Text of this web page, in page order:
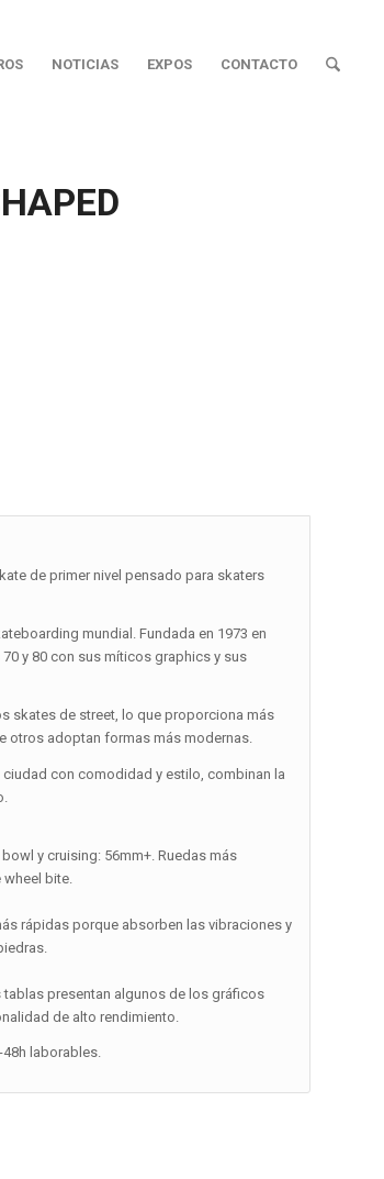
NOTICIAS EXPOS CONTACTO
de primer nivel pensado para skaters
mundial. Fundada en 1973 en
y 80 con sus míticos graphics y sus
skates de street, lo que proporciona más
otros adoptan formas más modernas.
con comodidad y estilo, combinan la
y cruising: 56mm+. Ruedas más
bite.
rápidas porque absorben las vibraciones y
tablas presentan algunos de los gráficos
de alto rendimiento.
laborables.